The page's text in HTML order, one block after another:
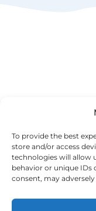
To provide the best
store and/or access
technologies will allow
behavior or unique
consent, may